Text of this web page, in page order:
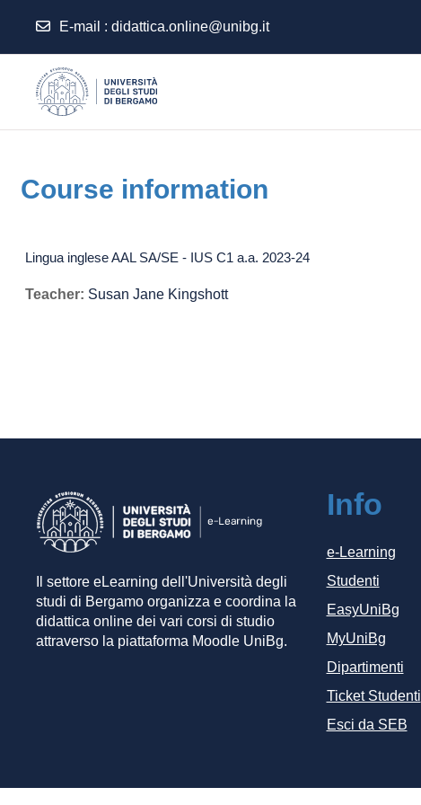
E-mail : didattica.online@unibg.it
Course information
Lingua inglese AAL SA/SE - IUS C1 a.a. 2023-24
Teacher: Susan Jane Kingshott
Il settore eLearning dell'Università degli
studi di Bergamo organizza e coordina la
didattica online dei vari corsi di studio
attraverso la piattaforma Moodle UniBg.
Info
e-Learning
Studenti
EasyUniBg
MyUniBg
Dipartimenti
Ticket Studenti
Esci da SEB